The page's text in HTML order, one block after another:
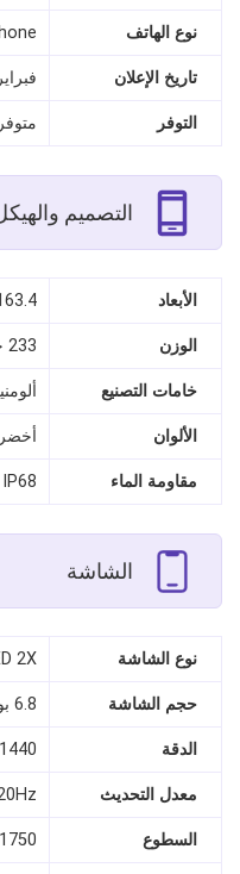
نوع الهاتف
تاريخ الإعلان فبراير 2023
التوفر متوفر
التصميم
الأبعاد 163.4×78.1×8.9
الوزن 233 جرام
خامات التصنيع
الألوان
مقاومة الماء IP68
الشاشة
نوع الشاشة 2X
حجم الشاشة 6.8 بوصة
الدقة 1440×3088
معدل التحديث
السطوع 1750 nits